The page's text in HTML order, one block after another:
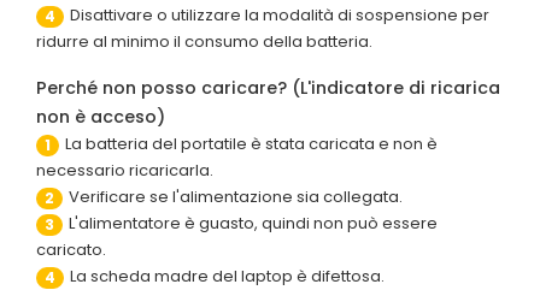
4
Disattivare o utilizzare la modalità di sospensione per
ridurre al minimo il consumo della batteria.
Perché non posso caricare? (L'indicatore di ricarica
non è acceso)
1
La batteria del portatile è stata caricata e non è
necessario ricaricarla.
2 Verificare se l'alimentazione sia collegata.
3
L'alimentatore è guasto, quindi non può essere
caricato.
4 La scheda madre del laptop è difettosa.